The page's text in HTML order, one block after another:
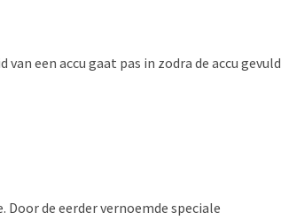
een accu gaat pas in zodra de accu gevuld
Door de eerder vernoemde speciale